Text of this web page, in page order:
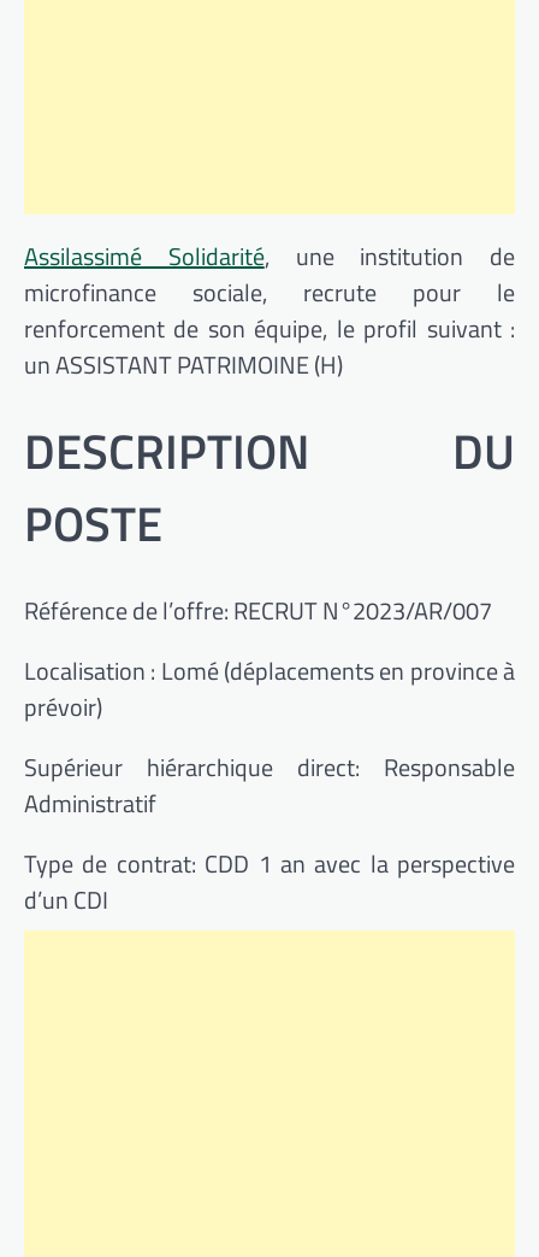
Assilassimé Solidarité, une institution de
microfinance sociale, recrute pour le
renforcement de son équipe, le profil suivant :
un ASSISTANT PATRIMOINE (H)
DESCRIPTION DU
POSTE
Référence de l’offre: RECRUT N°2023/AR/007
Localisation : Lomé (déplacements en province à
prévoir)
Supérieur hiérarchique direct: Responsable
Administratif
Type de contrat: CDD 1 an avec la perspective
d’un CDI